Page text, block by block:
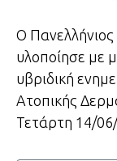
Ο
υλοποίησε με
υβριδική
Ατοπικής
Τετάρτη 14/